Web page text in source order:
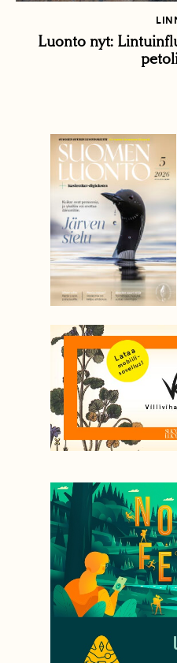
Luonto nyt: